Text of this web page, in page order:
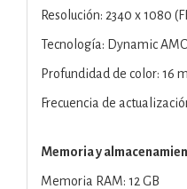
Resolución: 2340 x 1080
Tecnología: Dynamic
Profundidad de color: 16
Frecuencia de
Memoria y
Memoria RAM: 12 GB